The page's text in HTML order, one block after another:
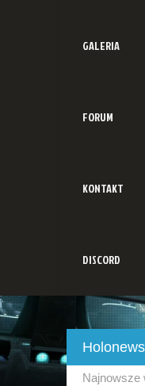
GALERIA
FORUM
KONTAKT
DISCORD
Holonews
Najnowsze